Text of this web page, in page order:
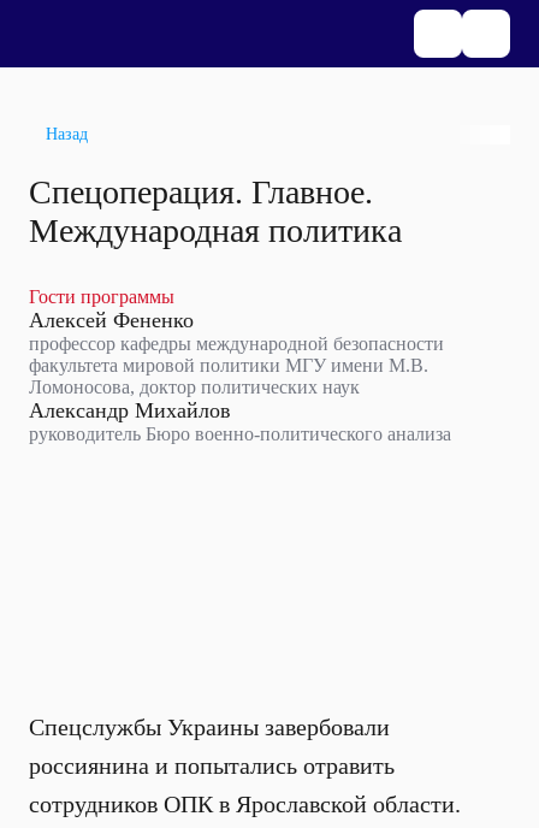
Назад
Спецоперация. Главное.
Международная политика
Гости программы
Алексей Фененко
профессор кафедры международной безопасности
факультета мировой политики МГУ имени М.В.
Ломоносова, доктор политических наук
Александр Михайлов
руководитель Бюро военно-политического анализа
Спецслужбы Украины завербовали
россиянина и попытались отравить
сотрудников ОПК в Ярославской области.